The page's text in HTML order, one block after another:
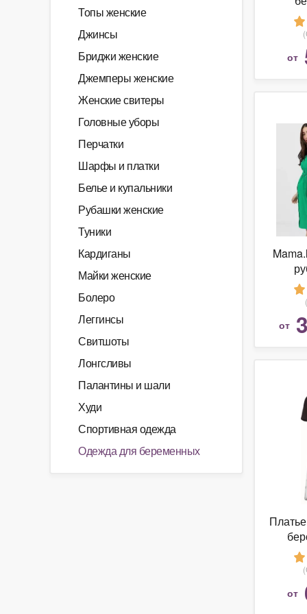
Топы женские
Джинсы
Бриджи женские
Джемперы женские
Женские свитеры
Головные уборы
Перчатки
Шарфы и платки
Белье и купальники
Рубашки женские
Туники
Кардиганы
Майки женские
Болеро
Леггинсы
Свитшоты
Лонгсливы
Палантины и шали
Худи
Спортивная одежда
Одежда для беременных
от
от
от